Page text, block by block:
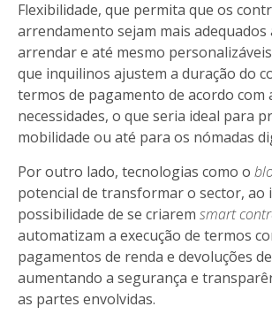
Flexibilidade, que permita que os
arrendamento sejam mais adequados
arrendar e até mesmo
que inquilinos ajustem a duração do
termos de pagamento de acordo com
necessidades, o que seria ideal para
mobilidade ou até para os nómadas
Por outro lado, tecnologias como o
potencial de transformar o sector, ao
possibilidade de se criarem smart
automatizam a execução de termos
pagamentos de renda e devoluções
aumentando a segurança e
as partes envolvidas.